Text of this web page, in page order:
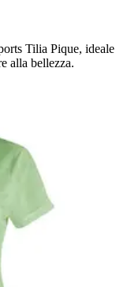
Tilia Pique, ideale
alla bellezza.